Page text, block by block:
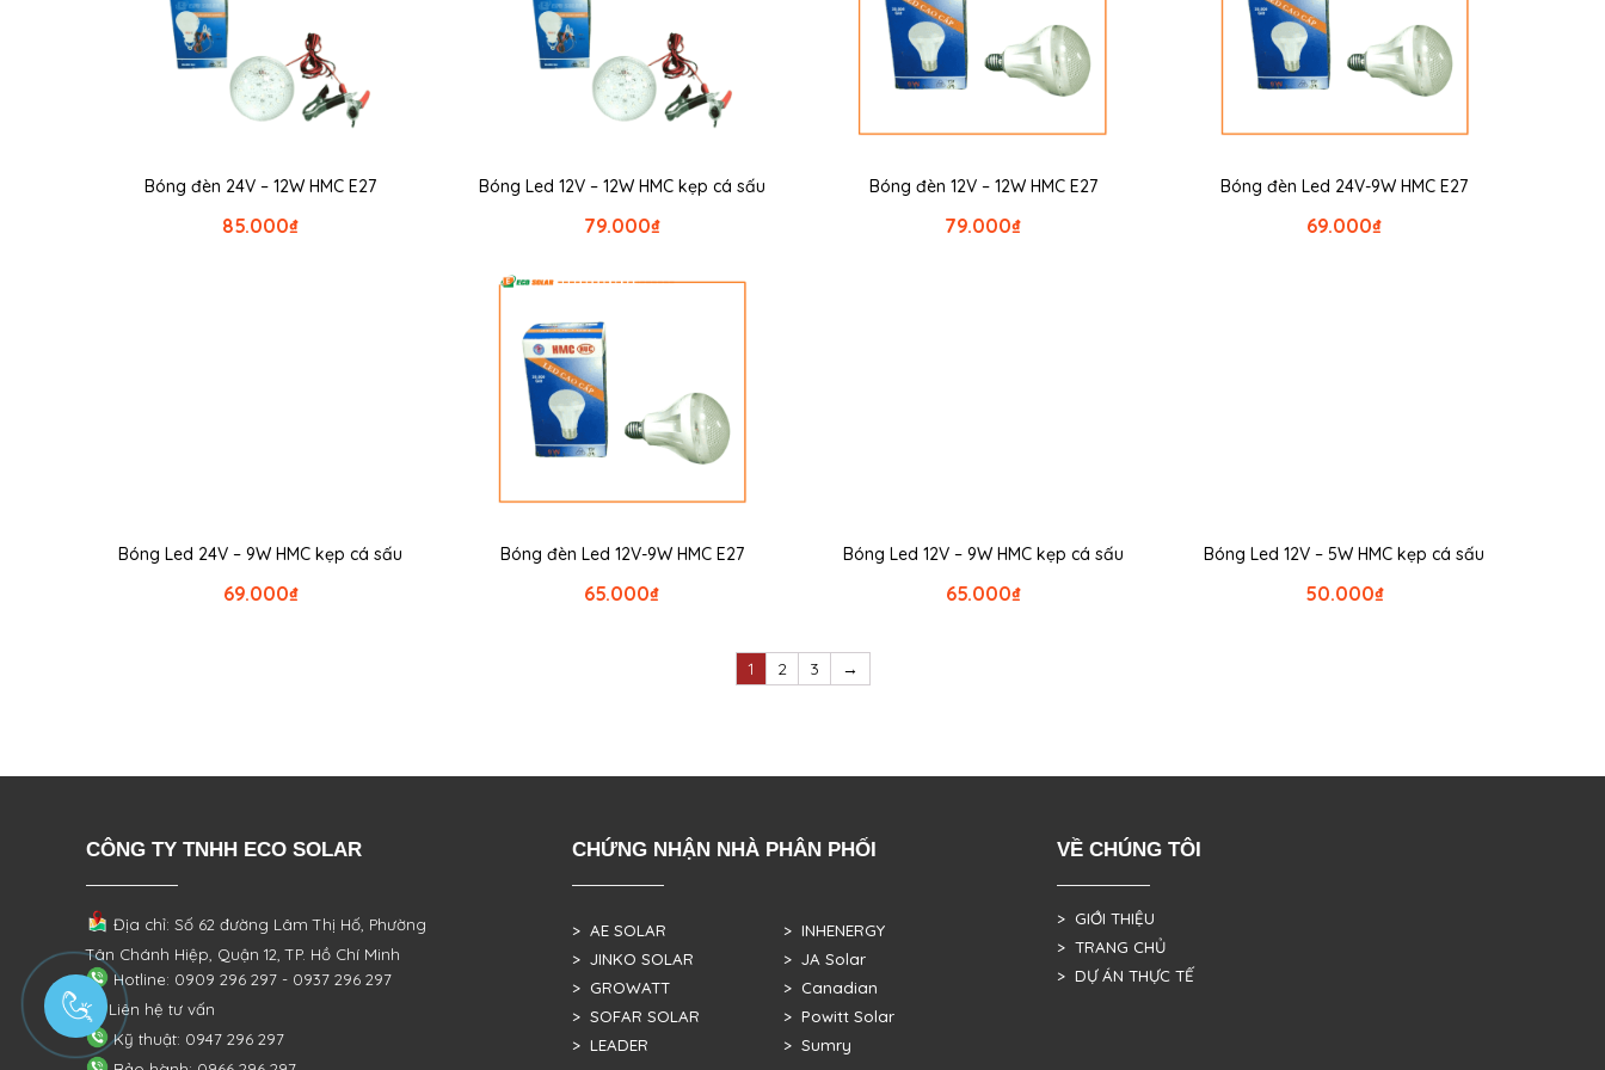
Bóng đèn 24V – 12W HMC E27
₫
85.000
Bóng Led 12V – 12W HMC kẹp cá sấu
₫
79.000
Bóng đèn 12V – 12W HMC E27
₫
79.000
Bóng đèn Led 24V-9W HMC E27
₫
69.000
Bóng Led 24V – 9W HMC kẹp cá sấu
₫
69.000
Bóng đèn Led 12V-9W HMC E27
₫
65.000
Bóng Led 12V – 9W HMC kẹp cá sấu
₫
65.000
Bóng Led 12V – 5W HMC kẹp cá sấu
₫
50.000
1 2 3 →
CÔNG TY TNHH ECO SOLAR
Địa chỉ: Số 62 đường Lâm Thị Hố, Phường
Tân Chánh Hiệp, Quận 12, TP. Hồ Chí Minh
Hotline: 0909 296 297 - 0937 296 297
Liên hệ tư vấn
Kỹ thuật: 0947 296 297
CHỨNG NHẬN NHÀ PHÂN PHỐI
> AE SOLAR
> JINKO SOLAR
> GROWATT
> SOFAR SOLAR
> LEADER
> INHENERGY
> JA Solar
> Canadian
> Powitt Solar
> Sumry
VỀ CHÚNG TÔI
> GIỚI THIỆU
> TRANG CHỦ
> DỰ ÁN THỰC TẾ